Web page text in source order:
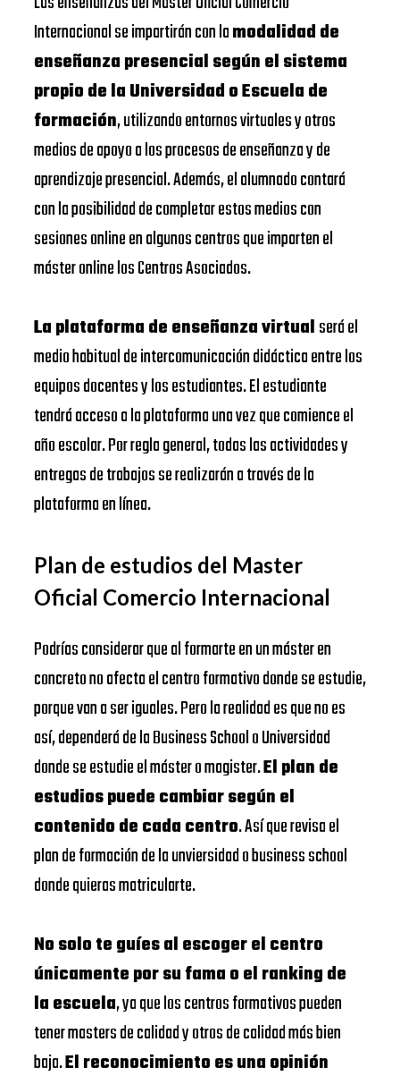
Internacional se impartirán con lamodalidad de
enseñanza presencial según el sistema
propio de la Universidad o Escuela de
formación, utilizando entornos virtuales y otros
medios de apoyo a los procesos de enseñanza y de
aprendizaje presencial. Además, el alumnado contará
con la posibilidad de completar estos medios con
sesiones online en algunos centros que imparten el
máster online los Centros Asociados.
La plataforma de enseñanza virtualserá el
medio habitual de intercomunicación didáctica entre los
equipos docentes y los estudiantes. El estudiante
tendrá acceso a la plataforma una vez que comience el
año escolar. Por regla general, todas las actividades y
entregas de trabajos se realizarán a través de la
plataforma en línea.
Plan de estudios del Master
Oficial Comercio Internacional
Podrías considerar que al formarte en un máster en
concreto no afecta el centro formativo donde se estudie,
porque van a ser iguales. Pero la realidad es que no es
así, dependerá de la Business School o Universidad
donde se estudie el máster o magister.El plan de
estudios puede cambiar según el
contenido de cada centro. Así que revisa el
plan de formación de la unviersidad o business school
donde quieras matricularte.
No solo te guíes al escoger el centro
únicamente por su fama o el ranking de
la escuela, ya que los centros formativos pueden
tener masters de calidad y otros de calidad más bien
baja.El reconocimiento es una opinión